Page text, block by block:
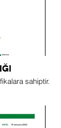
sahiptir.